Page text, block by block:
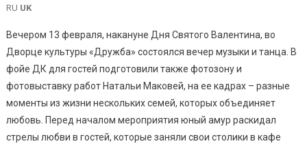
По
Случаю
Дня
RU UK
Вечером 13 февраля, накануне Дня Святого Валентина, во
Дворце культуры «Дружба» состоялся вечер музыки и танца. В
фойе ДК для гостей подготовили также фотозону и
фотовыставку работ Натальи Маковей, на ее кадрах – разные
моменты из жизни нескольких семей, которых объединяет
любовь. Перед началом мероприятия юный амур раскидал
стрелы любви в гостей, которые заняли свои столики в кафе